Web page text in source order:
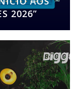
2026”
“Aposta
assinala a